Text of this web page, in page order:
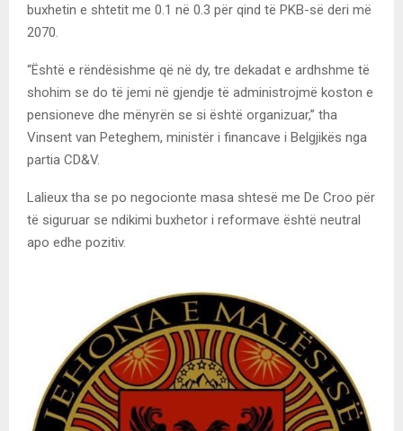
buxhetin e shtetit me 0.1 në 0.3 për qind të PKB-së deri më
2070.
“Është e rëndësishme që në dy, tre dekadat e ardhshme të
shohim se do të jemi në gjendje të administrojmë koston e
pensioneve dhe mënyrën se si është organizuar,” tha
Vinsent van Peteghem, ministër i financave i Belgjikës nga
partia CD&V.
Lalieux tha se po negocionte masa shtesë me De Croo për
të siguruar se ndikimi buxhetor i reformave është neutral
apo edhe pozitiv.